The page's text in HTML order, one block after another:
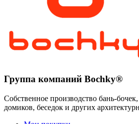
Группа компаний Bochky®
Собственное производство бань-
домиков, беседок и других